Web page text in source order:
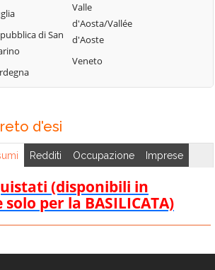
di San
Valle
d'Aosta/Vallée
d'Aoste
Veneto
d'esi
Redditi Occupazione Imprese
(disponibili in
per la BASILICATA)